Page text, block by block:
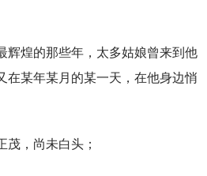
辉煌的那些年，太多姑娘曾来到他
在某年某月的某一天，在他身边悄
茂，尚未白头；